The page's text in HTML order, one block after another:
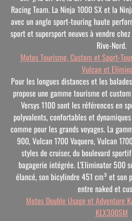
Racing Team. La Ninja 1000 SX et la
avec un angle sport-touring haute
sport et supersport neuves à vendre
Rive-Nord.
Motos Tourisme, Custom et Sport-
Vulcan et
Pour les longues distances et les
propose une gamme tourisme et
Versys 1100 sont les références en
polyvalents, confortables et
comme pour les grands voyages. La
900, Vulcan 1700 Vaquero, Vulcan
styles de cruiser, du boulevard
bagagerie intégrée. L'Eliminator 500
élancé, son bicylindre 451 cm³ et son
entre naked et
Motos Double Usage et Adventure
KLX300SM